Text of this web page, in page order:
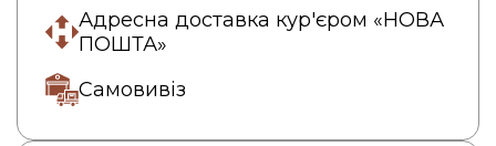
Адресна доставка кур'єром «НОВА
ПОШТА»
Самовивіз